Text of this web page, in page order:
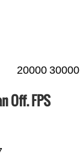
20000 30000
Off. FPS